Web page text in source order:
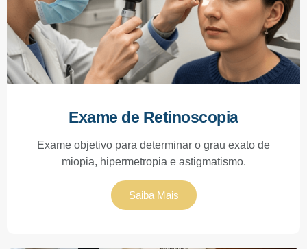
Exame de Retinoscopia
Exame objetivo para determinar o grau exato de
miopia, hipermetropia e astigmatismo.
Saiba Mais